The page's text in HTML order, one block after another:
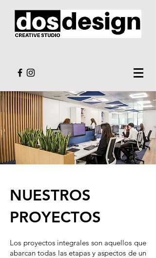
NUESTROS
PROYECTOS
Los proyectos integrales son aquellos que
abarcan todas las etapas y aspectos de un